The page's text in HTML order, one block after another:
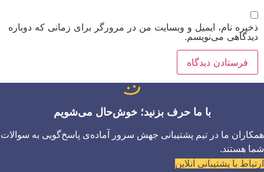
ذخیره نام، ایمیل و وبسایت من در مرورگر برای زمانی که دوباره
دیدگاهی می‌نویسم.
با ما حرف بزنید؛ خوش‌حال می‌شویم
همکاران ما در تیم پشتیبانی جهش سرور آماده‌ی پاسخ‌گویی به سوالات
شما هستند.
ارتباط با پشتیبانی آنلاین